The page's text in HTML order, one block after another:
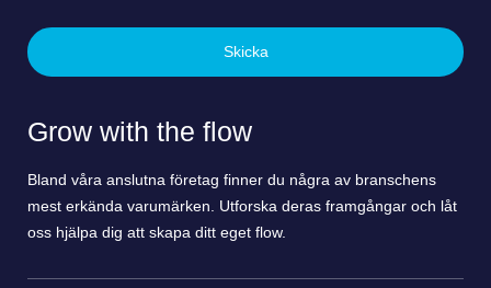
Skicka
Grow with the flow
Bland våra anslutna företag finner du några av branschens
mest erkända varumärken. Utforska deras framgångar och låt
oss hjälpa dig att skapa ditt eget flow.